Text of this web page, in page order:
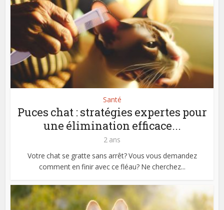
Santé
Puces chat : stratégies expertes pour
une élimination efficace...
2 ans
Votre chat se gratte sans arrêt? Vous vous demandez
comment en finir avec ce fléau? Ne cherchez...